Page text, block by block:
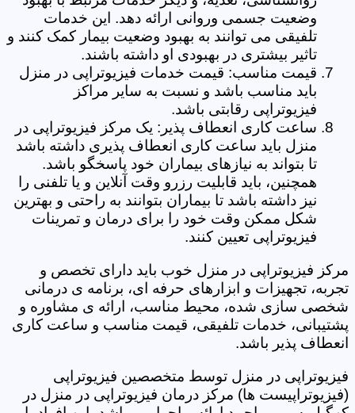
وضعیت جسمی وروانی ارائه دهد. این خدمات
تلفیقی می توانند به بهبود وضعیت بیمار کمک کنند و
تاثیر بیشتری در بهبودی او داشته باشند.
قیمت مناسب: قیمت خدمات فیزیوتراپی در منزل
باید مناسب باشد و نسبت به سایر مراکز
فیزیوتراپی رقابتی باشد.
ساعت کاری انعطاف پذیر: یک مرکز فیزیوتراپی در
منزل باید ساعت کاری انعطاف پذیری داشته باشد
تا بتواند به نیازهای بیماران خود پاسخگو باشد.
همچنین، باید قابلیت رزرو وقت آنلاین و یا تلفنی را
نیز داشته باشد تا بیماران بتوانند به راحتی و بهترین
شکل ممکن وقت خود را برای درمان و تمرینات
فیزیوتراپی تعیین کنند.
مرکز فیزیوتراپی در منزل خوب باید دارای تخصص و
تجربه، تجهیزات و ابزارهای حرفه ای، برنامه ی درمانی
شخصی سازی شده، محیط مناسب، ارائه ی مشاوره و
پشتیبانی، خدمات تلفیقی، قیمت مناسب و ساعت کاری
انعطاف پذیر باشد.
فیزیوتراپی در منزل توسط متخصصین فیزیوتراپی
(فیزیوتراپیست ها) مرکز درمان فیزیوتراپی در منزل در